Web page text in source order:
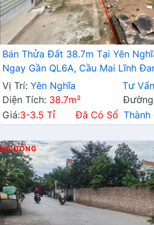
Bán Thửa Đất 38.7m Tại Yên
Ngay Gần QL6A, Cầu Mai Lĩnh
Vị Trí: Yên Nghĩa Tư Vấn
Diện Tích: 38.7m²
Đường
Giá:3-3.5 Tỉ Đã Có Sổ
HÀ ĐÔNG